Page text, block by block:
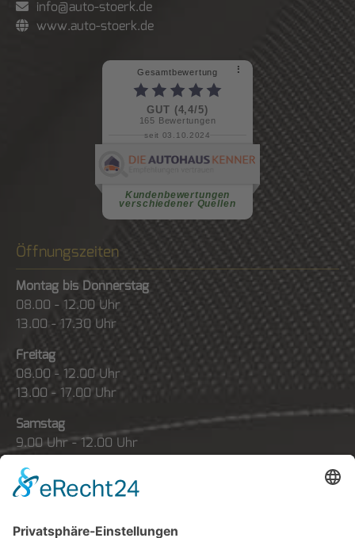
info@auto-stoerk.de
www.auto-stoerk.de
Gesamtbewertung ⠇
GUT (4,4/5)
165 Bewertungen
seit 03.10.2024
Kundenbewertungen
verschiedener Quellen
weiterlesen
Öffnungszeiten
Montag bis Donnerstag
08.00 - 12.00 Uhr
13.00 - 17.30 Uhr
Freitag
08.00 - 12.00 Uhr
13.00 - 17.00 Uhr
Samstag
9.00 Uhr - 12.00 Uhr
Sonntag
geschlossen
Probefahrten nach Vereinbarung